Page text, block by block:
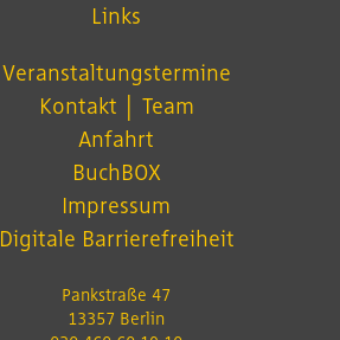
Links
Veranstaltungstermine
Kontakt │ Team
Anfahrt
BuchBOX
Impressum
Digitale Barrierefreiheit
Pankstraße 47
13357 Berlin